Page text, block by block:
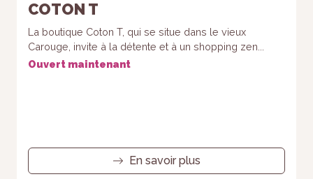
COTON T
La boutique Coton T, qui se situe dans le vieux
Carouge, invite à la détente et à un shopping zen...
Ouvert maintenant
En savoir plus
lorsque vous
visitez notre
site, vous